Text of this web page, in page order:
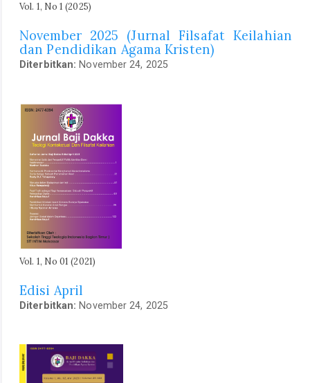
Vol. 1, No 1 (2025)
November 2025 (Jurnal Filsafat Keilahian
dan Pendidikan Agama Kristen)
Diterbitkan: November 24, 2025
Vol. 1, No 01 (2021)
Edisi April
Diterbitkan: November 24, 2025